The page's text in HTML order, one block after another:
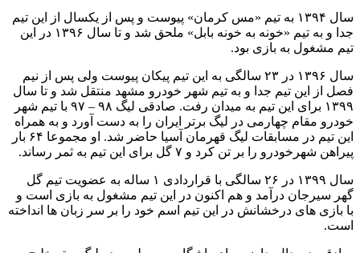
سال ۱۳۹۴ به تیم «مس کرمان» پیوست و پس از یکسال از این تیم
جدا و به تیم «خونه به خونه بابل» ملحق شد و تا سال ۱۳۹۶ در این
تیم مشغول به بازی بود.
سال ۱۳۹۶ در ۲۳ سالگی به این تیم پیکان پیوست ولی پس از نیم
فصل از این تیم جدا و به تیم شهر خودرو مشهد منتقل شد و تا سال
۱۳۹۹ برای این تیم به میدان رفت. صادقی لیگ ۹۸ – ۹۷ با تیم شهر
خودرو مقام چهارمی در لیگ برتر ایران را به دست آورد و به همراه
این تیم در مسابقات لیگ قهرمان آسیا حاضر شد. او مجموعا ۶۴ بار
پیراهن شهرخودرو را بر تن کرد و ۷ گل برای این تیم به ثمر رساند.
سال ۱۳۹۹ در ۲۶ سالگی با قراردادی ۱ ساله به عضویت تیم گل
گهر سیرجان درآمد و هم اکنون در این تیم مشغول به بازی است و
با بازی های درخشانش در این تیم اسم خود را بر سر زبان ها انداخته
است.